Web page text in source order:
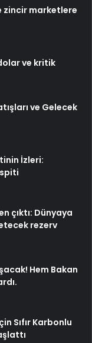
zincir marketlere
ve kritik
ve Gelecek
İzleri:
çıktı: Dünyaya
rezerv
Hem Bakan
Sıfır Karbonlu